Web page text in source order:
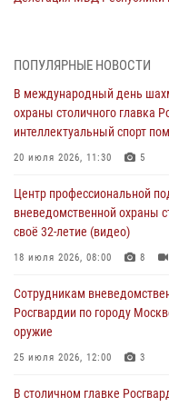
управления Росгвардии по
чемпионате столичного
самбо (ВИДЕО)
04 августа 2026, 14:00
В Москве росгвардейцы
на охранника торгового
04 августа 2026, 08:00
находящегося в
03 августа 2026, 12:00
Московские росгвардейцы
ПОПУЛЯРНЫЕ НОВОСТИ
В международный день
охраны столичного главка
интеллектуальный спорт
20 июля 2026, 11:30 5
Центр профессиональной
вневедомственной охраны
своё 32-летие (видео)
18 июля 2026, 08:00 8
Сотрудникам
Росгвардии по городу
оружие
25 июля 2026, 12:00 3
В столичном главке